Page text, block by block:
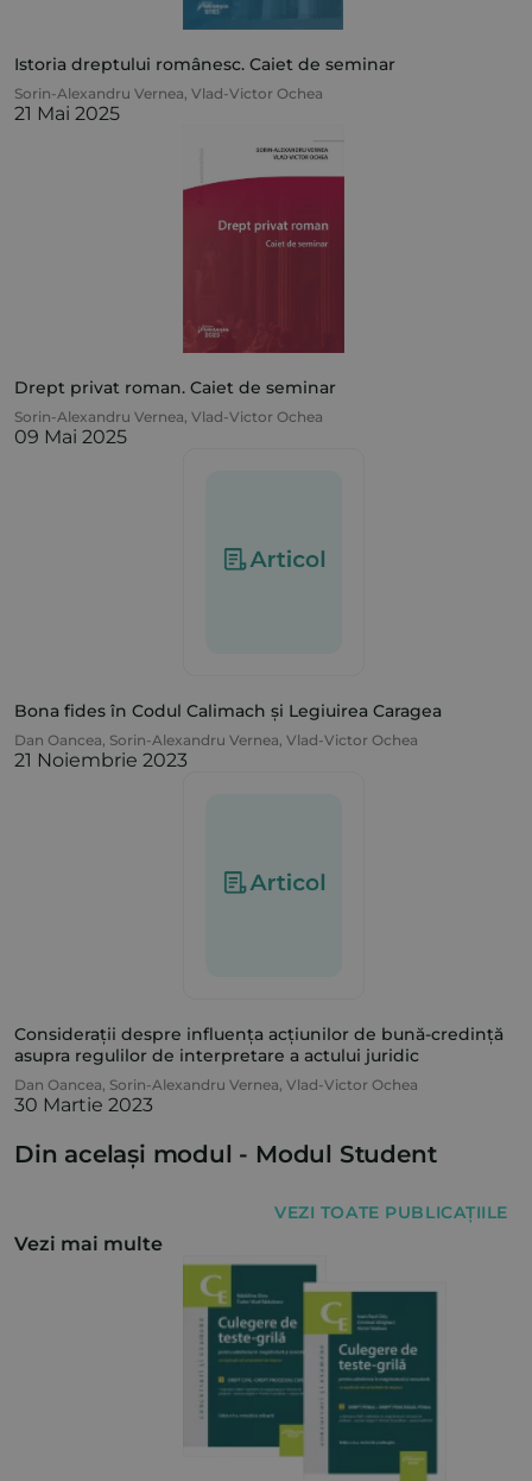
Istoria dreptului românesc. Caiet de seminar
Sorin-Alexandru Vernea, Vlad-Victor Ochea
21 Mai 2025
Drept privat roman. Caiet de seminar
Sorin-Alexandru Vernea, Vlad-Victor Ochea
09 Mai 2025
Bona fides în Codul Calimach și Legiuirea Caragea
Dan Oancea, Sorin-Alexandru Vernea, Vlad-Victor Ochea
21 Noiembrie 2023
Considerații despre influența acțiunilor de bună-credință
asupra regulilor de interpretare a actului juridic
Dan Oancea, Sorin-Alexandru Vernea, Vlad-Victor Ochea
30 Martie 2023
Din același modul - Modul Student
VEZI TOATE PUBLICAȚIILE
Vezi mai multe